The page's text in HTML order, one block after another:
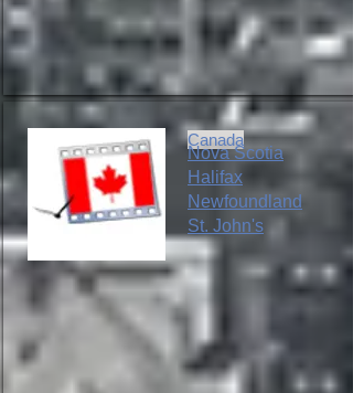
Canada
Nova Scotia
Halifax
Newfoundland
St. John's